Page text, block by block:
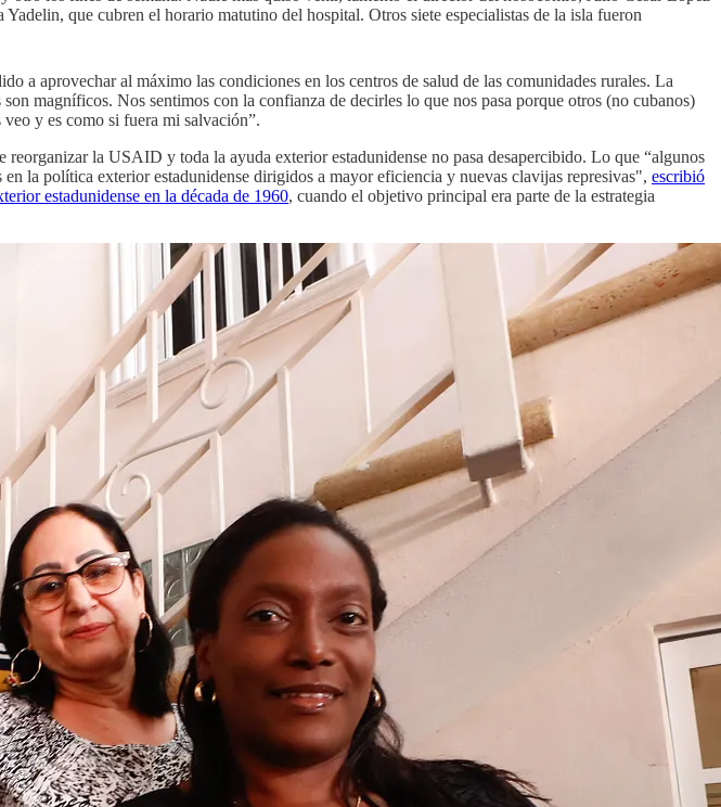
que cubren el horario matutino del hospital. Otros siete especialistas de la isla fueron
a aprovechar al máximo las condiciones en los centros de salud de las comunidades rurales. La
magníficos. Nos sentimos con la confianza de decirles lo que nos pasa porque otros (no cubanos)
y es como si fuera mi salvación”.
la USAID y toda la ayuda exterior estadunidense no pasa desapercibido. Lo que “algunos
la política exterior estadunidense dirigidos a mayor eficiencia y nuevas clavijas represivas", escribió
estadunidense en la década de 1960, cuando el objetivo principal era parte de la estrategia